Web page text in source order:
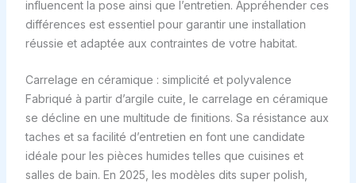
influencent la pose ainsi que l’entretien. Appréhender ces
différences est essentiel pour garantir une installation
réussie et adaptée aux contraintes de votre habitat.
Carrelage en céramique : simplicité et polyvalence
Fabriqué à partir d’argile cuite, le carrelage en céramique
se décline en une multitude de finitions. Sa résistance aux
taches et sa facilité d’entretien en font une candidate
idéale pour les pièces humides telles que cuisines et
salles de bain. En 2025, les modèles dits super polish,